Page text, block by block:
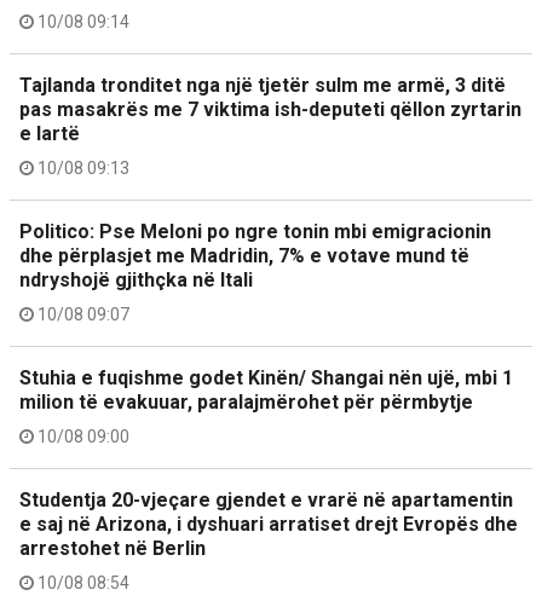
10/08 09:14
Tajlanda tronditet nga një tjetër sulm me armë, 3 ditë
pas masakrës me 7 viktima ish-deputeti qëllon zyrtarin
e lartë
10/08 09:13
Politico: Pse Meloni po ngre tonin mbi emigracionin
dhe përplasjet me Madridin, 7% e votave mund të
ndryshojë gjithçka në Itali
10/08 09:07
Stuhia e fuqishme godet Kinën/ Shangai nën ujë, mbi 1
milion të evakuuar, paralajmërohet për përmbytje
10/08 09:00
Studentja 20-vjeçare gjendet e vrarë në apartamentin
e saj në Arizona, i dyshuari arratiset drejt Evropës dhe
arrestohet në Berlin
10/08 08:54